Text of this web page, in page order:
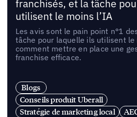
franchisés, et la tâche
utilisent le moins l’IA
Les avis sont le pain point n°1
tâche pour laquelle ils utilisent le
comment mettre en place une
franchise efficace.
Blogs
Conseils produit Uberall
Stratégie de marketing local